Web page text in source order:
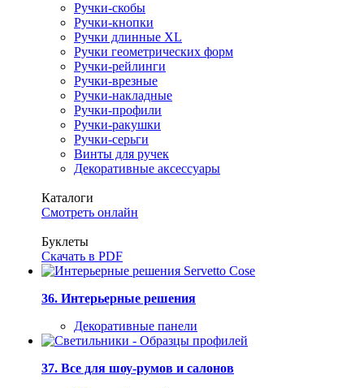
Ручки-скобы
Ручки-кнопки
Ручки длинные XL
Ручки геометрических форм
Ручки-рейлинги
Ручки-врезные
Ручки-накладные
Ручки-профили
Ручки-ракушки
Ручки-серьги
Винты для ручек
Декоративные аксессуары
Каталоги
Смотреть онлайн
Буклеты
Скачать в PDF
36. Интерьерные решения
Декоративные панели
37. Все для шоу-румов и салонов